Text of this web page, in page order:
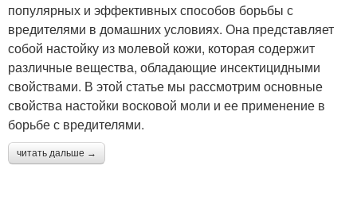
популярных и эффективных способов борьбы с
вредителями в домашних условиях. Она представляет
собой настойку из молевой кожи, которая содержит
различные вещества, обладающие инсектицидными
свойствами. В этой статье мы рассмотрим основные
свойства настойки восковой моли и ее применение в
борьбе с вредителями.
читать дальше →